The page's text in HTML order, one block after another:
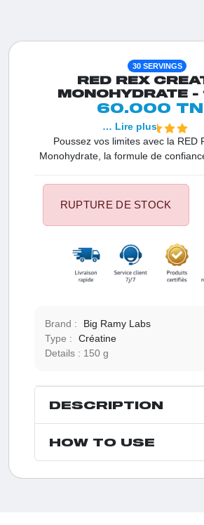
30 SERVINGS
RED REX
MONOHYDRATE -
60.000
Poussez vos limites avec la RED
Monohydrate, la formule de
complément est le moteur essentiel
en Tunisie cherchant une
… Lire plus
RUPTURE DE STOCK
Brand :
Big Ramy Labs
Type :
Créatine
Details :
150 g
DESCRIPTION
HOW TO USE